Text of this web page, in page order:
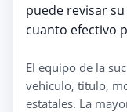
puede revisar
cuanto efectivo
El equipo de la
vehiculo, titulo,
estatales. La